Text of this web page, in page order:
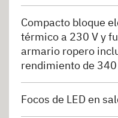
Compacto bloque
térmico a 230 V y
armario ropero
rendimiento de 340
Focos de LED en
Filtrar resultados